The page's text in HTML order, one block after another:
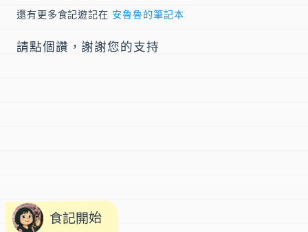
還有更多食記遊記在 安魯魯的筆記本
請點個讚，謝謝您的支持
食記開始